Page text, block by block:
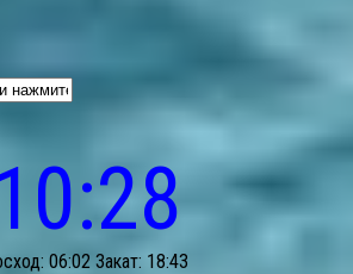
06:02 Закат: 18:43